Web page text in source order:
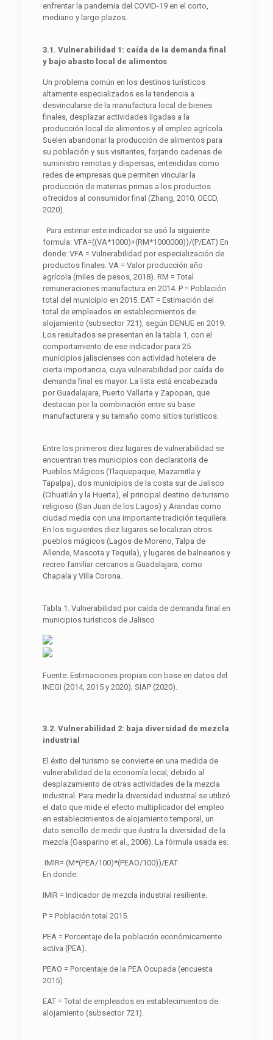
enfrentar la pandemia del COVID-19 en el corto,
mediano y largo plazos.
3.1. Vulnerabilidad 1: caída de la demanda final
y bajo abasto local de alimentos
Un problema común en los destinos turísticos
altamente especializados es la tendencia a
desvincularse de la manufactura local de bienes
finales, desplazar actividades ligadas a la
producción local de alimentos y el empleo agrícola.
Suelen abandonar la producción de alimentos para
su población y sus visitantes, forjando cadenas de
suministro remotas y dispersas, entendidas como
redes de empresas que permiten vincular la
producción de materias primas a los productos
ofrecidos al consumidor final (Zhang, 2010; OECD,
2020).
Para estimar este indicador se usó la siguiente
formula: VFA=((VA*1000)+(RM*1000000))/(P/EAT) En
donde: VFA = Vulnerabilidad por especialización de
productos finales. VA = Valor producción año
agrícola (miles de pesos, 2018). RM = Total
remuneraciones manufactura en 2014. P = Población
total del municipio en 2015. EAT = Estimación del
total de empleados en establecimientos de
alojamiento (subsector 721), según DENUE en 2019.
Los resultados se presentan en la tabla 1, con el
comportamiento de ese indicador para 25
municipios jaliscienses con actividad hotelera de
cierta importancia, cuya vulnerabilidad por caída de
demanda final es mayor. La lista está encabezada
por Guadalajara, Puerto Vallarta y Zapopan, que
destacan por la combinación entre su base
manufacturera y su tamaño como sitios turísticos.
Entre los primeros diez lugares de vulnerabilidad se
encuentran tres municipios con declaratoria de
Pueblos Mágicos (Tlaquepaque, Mazamitla y
Tapalpa), dos municipios de la costa sur de Jalisco
(Cihuatlán y la Huerta), el principal destino de turismo
religioso (San Juan de los Lagos) y Arandas como
ciudad media con una importante tradición tequilera.
En los siguientes diez lugares se localizan otros
pueblos mágicos (Lagos de Moreno, Talpa de
Allende, Mascota y Tequila), y lugares de balnearios y
recreo familiar cercanos a Guadalajara, como
Chapala y Villa Corona.
Tabla 1. Vulnerabilidad por caída de demanda final en
municipios turísticos de Jalisco
Fuente: Estimaciones propias con base en datos del
INEGI (2014, 2015 y 2020); SIAP (2020).
3.2. Vulnerabilidad 2: baja diversidad de mezcla
industrial
El éxito del turismo se convierte en una medida de
vulnerabilidad de la economía local, debido al
desplazamiento de otras actividades de la mezcla
industrial. Para medir la diversidad industrial se utilizó
el dato que mide el efecto multiplicador del empleo
en establecimientos de alojamiento temporal, un
dato sencillo de medir que ilustra la diversidad de la
mezcla (Gasparino et al., 2008). La fórmula usada es:
IMIR= (M*(PEA/100)*(PEAO/100))/EAT
En donde:
IMIR = Indicador de mezcla industrial resiliente.
P = Población total 2015.
PEA = Porcentaje de la población económicamente
activa (PEA).
PEAO = Porcentaje de la PEA Ocupada (encuesta
2015).
EAT = Total de empleados en establecimientos de
alojamiento (subsector 721).